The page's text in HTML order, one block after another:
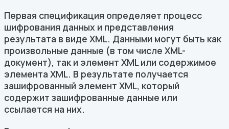
Первая спецификация определяет процесс
шифрования данных и представления
результата в виде XML. Данными могут быть как
произвольные данные (в том числе XML-
документ), так и элемент XML или содержимое
элемента XML. В результате получается
зашифрованный элемент XML, который
содержит зашифрованные данные или
ссылается на них.